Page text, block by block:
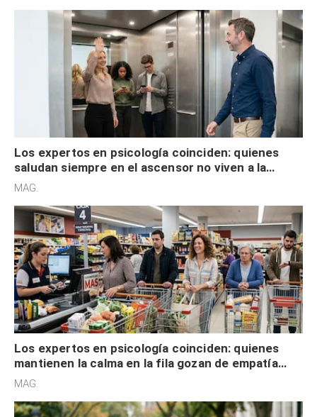
Los expertos en psicología coinciden: quienes
saludan siempre en el ascensor no viven a la
defensiva y tienen apertura social
MAG.
Los expertos en psicología coinciden: quienes
mantienen la calma en la fila gozan de empatía
cognitiva, gratitud y no solo tienen autocontrol
MAG.